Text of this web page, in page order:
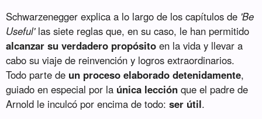
Schwarzenegger explica a lo largo de los capítulos de 'Be
Useful'las siete reglas que, en su caso, le han permitido
alcanzar su verdadero propósito en la vida y llevar a
cabo su viaje de reinvención y logros extraordinarios.
Todo parte de un proceso elaborado detenidamente,
guiado en especial por la única lección que el padre de
Arnold le inculcó por encima de todo:ser útil.